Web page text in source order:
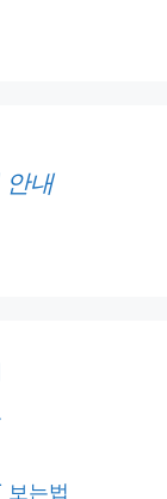
안내
보는법